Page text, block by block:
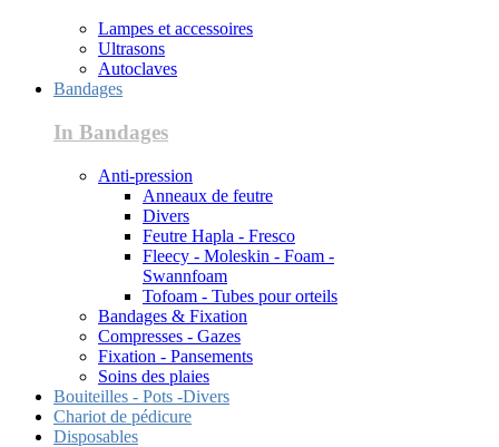
Lampes et accessoires
Ultrasons
Autoclaves
Bandages
In Bandages
Anti-pression
Anneaux de feutre
Divers
Feutre Hapla - Fresco
Fleecy - Moleskin - Foam -
Swannfoam
Tofoam - Tubes pour orteils
Bandages & Fixation
Compresses - Gazes
Fixation - Pansements
Soins des plaies
Bouiteilles - Pots -Divers
Chariot de pédicure
Disposables